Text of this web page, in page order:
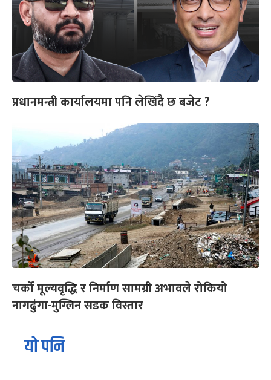
प्रधानमन्त्री कार्यालयमा पनि लेखिँदै छ बजेट ?
चर्को मूल्यवृद्धि र निर्माण सामग्री अभावले रोकियो
नागढुंगा-मुग्लिन सडक विस्तार
यो पनि